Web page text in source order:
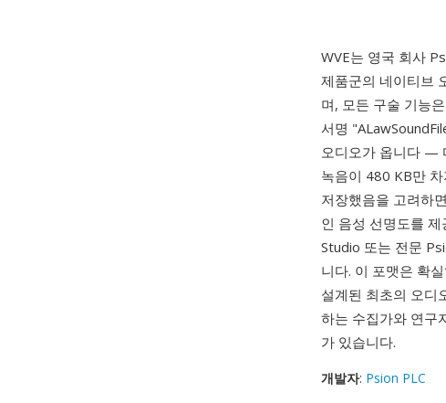
WVE는 영국 회사
제품군의 네이티브
며, 모든 구술 기능
서명
오디오가 옵니다 —
녹음이 480 KB만
저장했음을 고려하
인 음성 선명도를
Studio 또는 전문
니다. 이 포맷은 확
설계된 최초의 오디
하는 수집가와 연구
가 있습니다.
개발자: Psion PLC